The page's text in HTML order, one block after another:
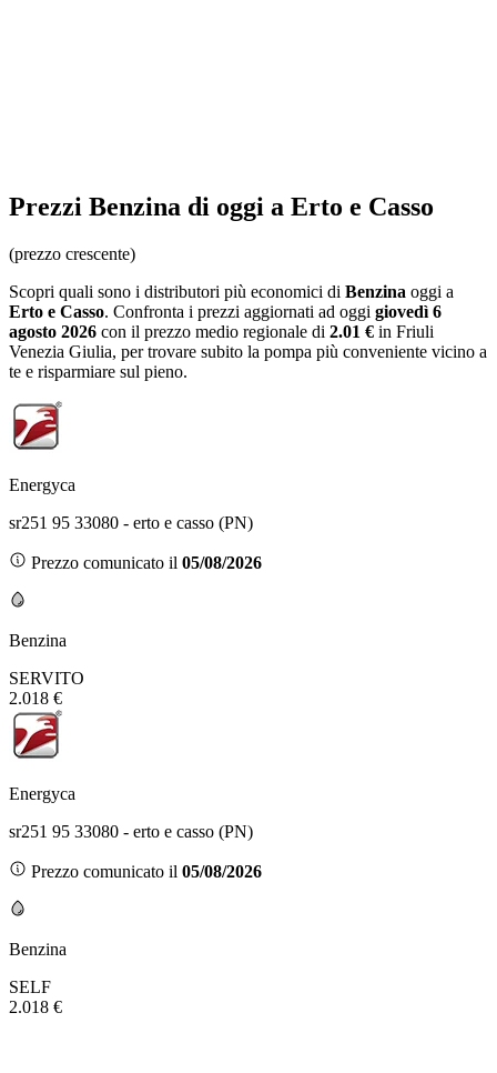
Prezzi Benzina di oggi a Erto e Casso
(prezzo crescente)
Scopri quali sono i distributori più economici di Benzina oggi a
Erto e Casso. Confronta i prezzi aggiornati ad oggi giovedì 6
agosto 2026 con il prezzo medio regionale di 2.01 € in Friuli
Venezia Giulia, per trovare subito la pompa più conveniente vicino a
te e risparmiare sul pieno.
Energyca
sr251 95 33080 - erto e casso (PN)
Prezzo comunicato il 05/08/2026
Benzina
SERVITO
2.018 €
Energyca
sr251 95 33080 - erto e casso (PN)
Prezzo comunicato il 05/08/2026
Benzina
SELF
2.018 €